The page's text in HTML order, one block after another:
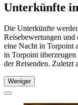
Unterkünfte
Die Unterkünfte
Reisebewertungen
eine Nacht in Torpoint
in Torpoint
der Reisenden. Zuletzt
Weniger